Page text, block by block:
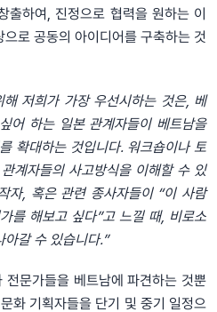
출하여, 진정으로 협력을 원하는 이
로 공동의 아이디어를 구축하는 것
저희가 가장 우선시하는 것은, 베
어 하는 일본 관계자들이 베트남을
확대하는 것입니다. 워크숍이나 토
계자들의 사고방식을 이해할 수 있
자, 혹은 관련 종사자들이 “이 사람
를 해보고 싶다”고 느낄 때, 비로소
갈 수 있습니다.”
문가들을 베트남에 파견하는 것뿐
화 기획자들을 단기 및 중기 일정으